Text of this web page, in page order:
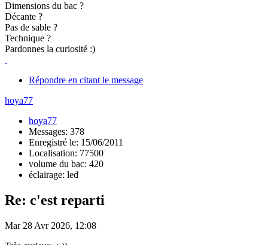
Dimensions du bac ?
Décante ?
Pas de sable ?
Technique ?
Pardonnes la curiosité :)
Répondre en citant le message
hoya77
hoya77
Messages: 378
Enregistré le: 15/06/2011
Localisation: 77500
volume du bac: 420
éclairage: led
Re: c'est reparti
Mar 28 Avr 2026, 12:08